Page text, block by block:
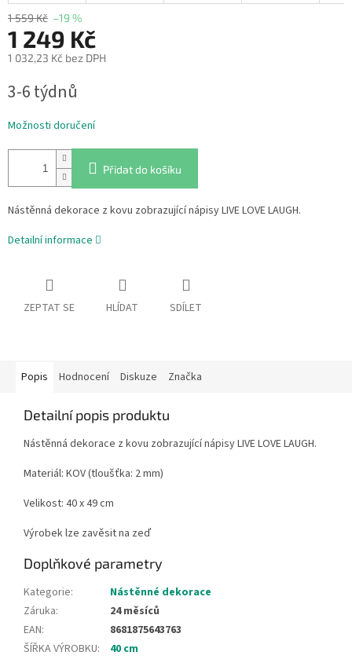
1 559 Kč –19 %
1 249 Kč
1 032,23 Kč bez DPH
cena:
3-6 týdnů
Možnosti doručení
Přidat do košíku
Nástěnná dekorace z kovu zobrazující nápisy LIVE LOVE LAUGH.
Detailní informace
ZEPTAT SE HLÍDAT SDÍLET
Popis Hodnocení Diskuze Značka
Detailní popis produktu
Nástěnná dekorace z kovu zobrazující nápisy LIVE LOVE LAUGH.
Materiál: KOV (tloušťka: 2 mm)
Velikost: 40 x 49 cm
Výrobek lze zavěsit na zeď
Doplňkové parametry
Kategorie:
Nástěnné dekorace
Záruka:
24 měsíců
EAN:
8681875643763
ŠÍŘKA VÝROBKU:
40 cm